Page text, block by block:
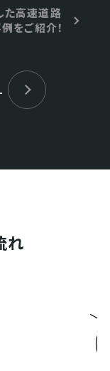
た高速道路
をご紹介！
れ